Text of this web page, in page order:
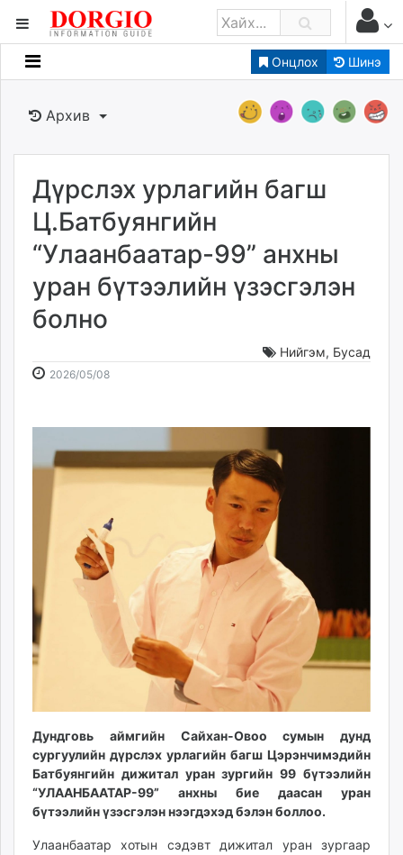
Онцлох Шинэ
Мэдээллийн
Банк санхүү
Бизнес ААН
Төрийн
Нийслэлийн
dorgio.mn
Gogo.mn
caak.mn
news.mn
Baabar.mn
Livetv.mn
Eguur.mn
24tsag.mn
shuud.mn
eagle.mn
ergelt.mn
zarig.mn
today.mn
zuv.mn
mminfo.mn
urlag.mn
unen.mn
asu.mn
shudarga.mn
shuurhai.mn
unuudur.mn
isee.mn
Архив
Дүрслэх урлагийн багш
Ц.Батбуянгийн
“Улаанбаатар-99” анхны
уран бүтээлийн үзэсгэлэн
болно
Нийгэм, Бусад
2026/05/082026-
2026-
Дундговь аймгийн Сайхан-Овоо сумын дунд
сургуулийн дүрслэх урлагийн багш Цэрэнчимэдийн
Батбуянгийн дижитал уран зургийн 99 бүтээлийн
“УЛААНБААТАР-99” анхны бие даасан уран
бүтээлийн үзэсгэлэн нээгдэхэд бэлэн боллоо.
Улаанбаатар хотын сэдэвт дижитал уран зургаар